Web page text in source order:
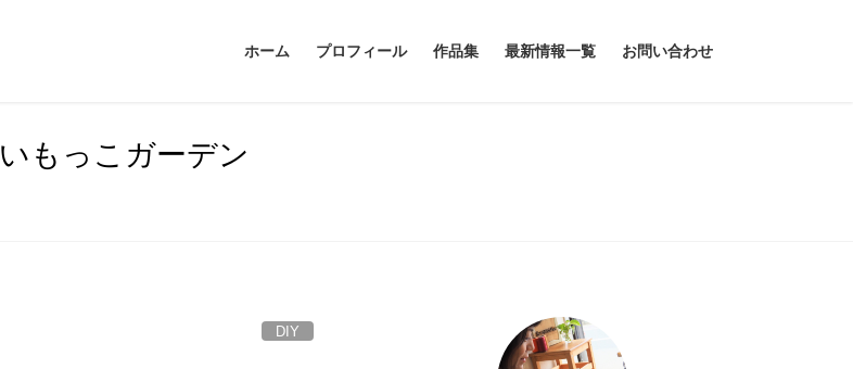
ホーム プロフィール 作品集 最新情報一覧 お問い合わせ
いもっこガーデン
DIY